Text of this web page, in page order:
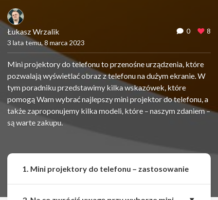
Łukasz Wrzalik
3 lata temu, 8 marca 2023
0 8
Mini projektory do telefonu to przenośne urządzenia, które
pozwalają wyświetlać obraz z telefonu na dużym ekranie. W
tym poradniku przedstawimy kilka wskazówek, które
pomogą Wam wybrać najlepszy mini projektor do telefonu, a
także zaproponujemy kilka modeli, które – naszym zdaniem –
są warte zakupu.
1. Mini projektory do telefonu – zastosowanie